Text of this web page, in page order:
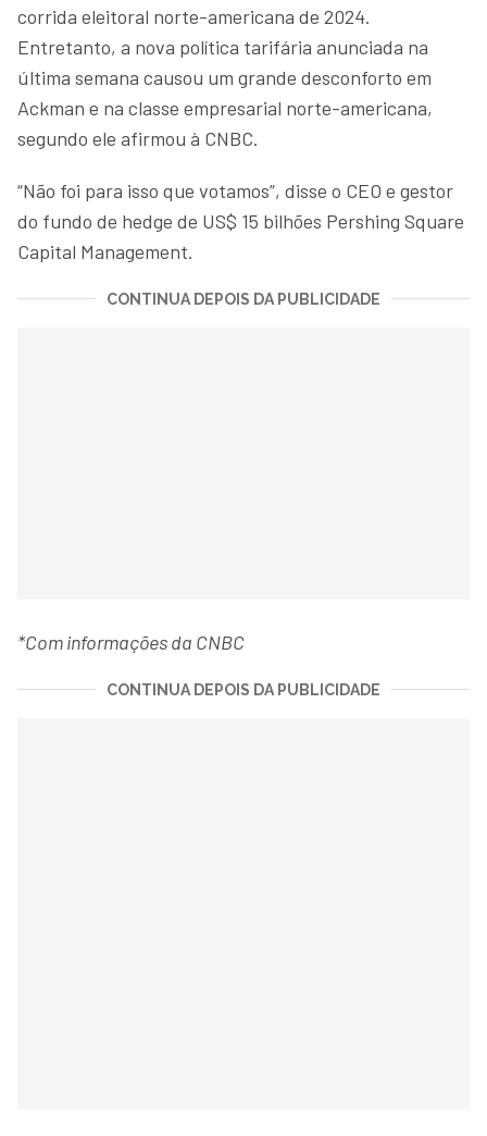
corrida eleitoral norte-americana de 2024.
Entretanto, a nova política tarifária anunciada na
última semana causou um grande desconforto em
Ackman e na classe empresarial norte-americana,
segundo ele afirmou à CNBC.
“Não foi para isso que votamos”, disse o CEO e gestor
do fundo de hedge de US$ 15 bilhões Pershing Square
Capital Management.
CONTINUA DEPOIS DA PUBLICIDADE
*Com informações da CNBC
CONTINUA DEPOIS DA PUBLICIDADE